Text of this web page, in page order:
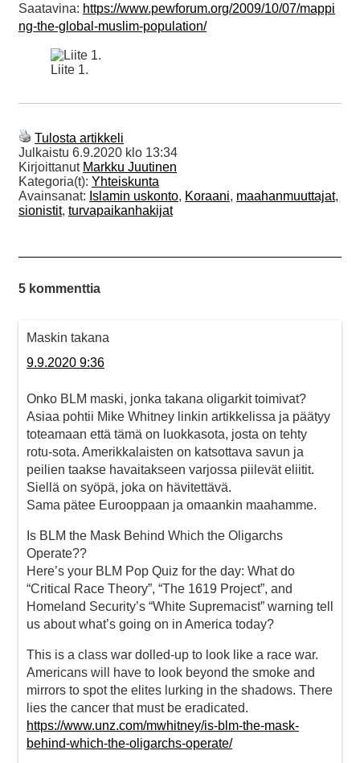
Saatavina: https://www.pewforum.org/2009/10/07/mappi
ng-the-global-muslim-population/
Liite 1.
Tulosta artikkeli
Julkaistu 6.9.2020 klo 13:34
Kirjoittanut Markku Juutinen
Kategoria(t): Yhteiskunta
Avainsanat: Islamin uskonto, Koraani, maahanmuuttajat,
sionistit, turvapaikanhakijat
5 kommenttia
Maskin takana
9.9.2020 9:36
Onko BLM maski, jonka takana oligarkit toimivat?
Asiaa pohtii Mike Whitney linkin artikkelissa ja päätyy
toteamaan että tämä on luokkasota, josta on tehty
rotu-sota. Amerikkalaisten on katsottava savun ja
peilien taakse havaitakseen varjossa piilevät eliitit.
Siellä on syöpä, joka on hävitettävä.
Sama pätee Eurooppaan ja omaankin maahamme.
Is BLM the Mask Behind Which the Oligarchs
Operate??
Here’s your BLM Pop Quiz for the day: What do
“Critical Race Theory”, “The 1619 Project”, and
Homeland Security’s “White Supremacist” warning tell
us about what’s going on in America today?
This is a class war dolled-up to look like a race war.
Americans will have to look beyond the smoke and
mirrors to spot the elites lurking in the shadows. There
lies the cancer that must be eradicated.
https://www.unz.com/mwhitney/is-blm-the-mask-
behind-which-the-oligarchs-operate/